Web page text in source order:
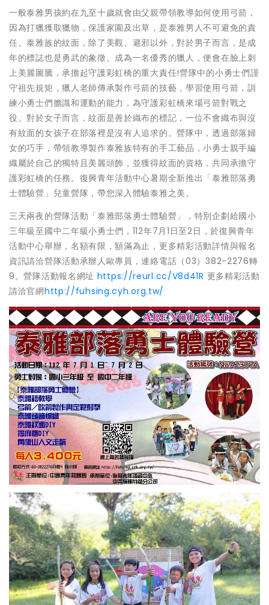
一般泰雅男孩約在九至十歲就會由父親帶領教導如何使用弓箭，
因為打獵獲取獵物，保護家園及出草，是泰雅男人不可避免的責
任。泰雅族的紋面，除了美觀、避邪以外，對於男子而言，是成
年的標誌也是勇武的象徵。成為一名優秀的獵人，便會在臉上刺
上美麗圖騰，承擔起守護彩虹橋的重大責任!營隊中的小勇士們謹
守祖先規矩，獵人老師傳承製作弓箭的技藝，學習使用弓箭，訓
練小勇士們膽識和運動的能力，為守護彩虹橋來場弓箭對戰之
役。對於女子而言，紋面是善於織布的標記，一位不會織布與沒
有紋面的女孩子在部落裡是沒有人追求的。營隊中，透過部落婦
女的巧手，帶領教導製作泰雅族特有的手工藝品，小勇士親手編
織屬於自己的獨特且美麗頭飾，並獲得紋面的資格，共同承擔守
護彩虹橋的任務。復興青年活動中心暑期全新推出「泰雅部落勇
士體驗營」兒童營隊，帶您深入體驗泰雅之美。
三天兩夜的營隊活動「泰雅部落勇士體驗營」，特別企劃給國小
三年級至國中二年級小勇士們，112年7月1日至2日，於復興青年
活動中心舉辦，名額有限，額滿為止，更多精彩活動詳情與報名
資訊請洽營隊活動承辦人歐專員，連絡電話（03）382-2276轉
9。營隊活動報名網址 https://reurl.cc/V8d41R 更多精彩活動
請洽官網http://fuhsing.cyh.org.tw/